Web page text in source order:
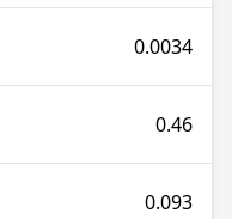
0.0034
0.46
0.093